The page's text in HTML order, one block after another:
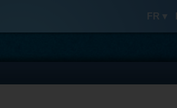
FR ▾